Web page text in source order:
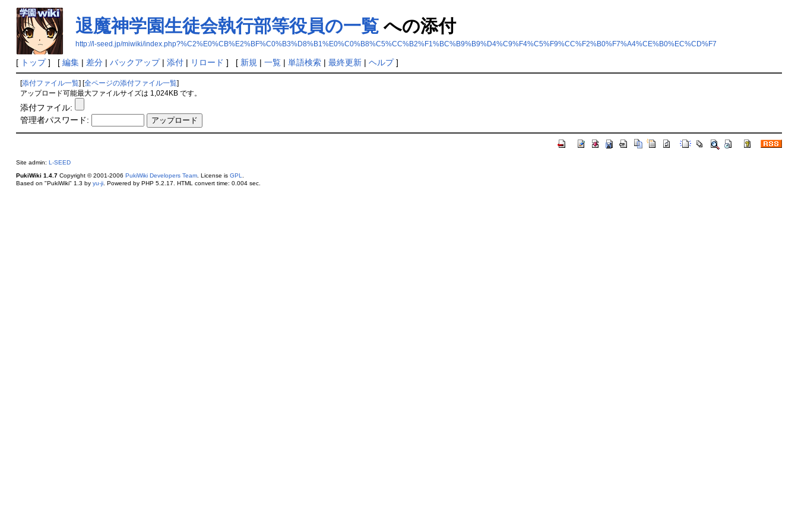
退魔神学園生徒会執行部等役員の一覧への添付
http://l-seed.jp/miwiki/index.php?%C2%E0%CB%E2%BF%C0%B3%D8%B1%E0%C0%B8%C5%CC%B2%F1%BC%B9%B9%D4%C9%F4%C5%F9%CC%F2%B0%F7%A4%CE%B0%EC%CD%F7
[ トップ] [ 編集| 差分| バックアップ| 添付| リロード ] [ 新規 | 一覧| 単語検索| 最終更新| ヘルプ]
[添付ファイル一覧 ] [全ページの添付ファイル一覧
アップロード可能最大ファイルサイズは 1,024KB です。
添付ファイル:
管理者パスワード:
Site admin: L-SEED
PukiWiki 1.4.7Copyright © 2001-2006 PukiWiki Developers Team. License is GPL
Based on "PukiWiki" 1.3 by yu-ji. Powered by PHP 5.2.17. HTML convert time: 0.004 sec.